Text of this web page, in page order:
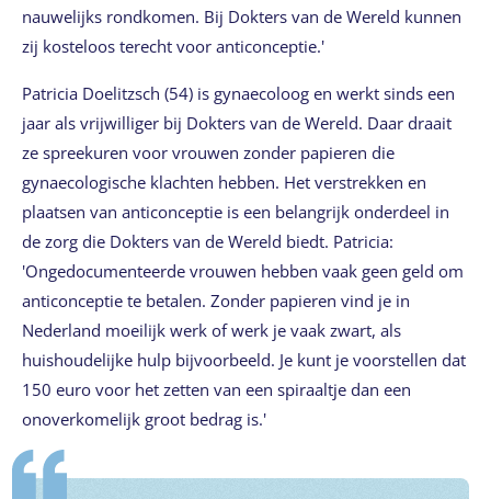
nauwelijks rondkomen. Bij Dokters van de Wereld kunnen
zij kosteloos terecht voor anticonceptie.'
Patricia Doelitzsch (54) is gynaecoloog en werkt sinds een
jaar als vrijwilliger bij Dokters van de Wereld. Daar draait
ze spreekuren voor vrouwen zonder papieren die
gynaecologische klachten hebben. Het verstrekken en
plaatsen van anticonceptie is een belangrijk onderdeel in
de zorg die Dokters van de Wereld biedt. Patricia:
'Ongedocumenteerde vrouwen hebben vaak geen geld om
anticonceptie te betalen. Zonder papieren vind je in
Nederland moeilijk werk of werk je vaak zwart, als
huishoudelijke hulp bijvoorbeeld. Je kunt je voorstellen dat
150 euro voor het zetten van een spiraaltje dan een
onoverkomelijk groot bedrag is.'